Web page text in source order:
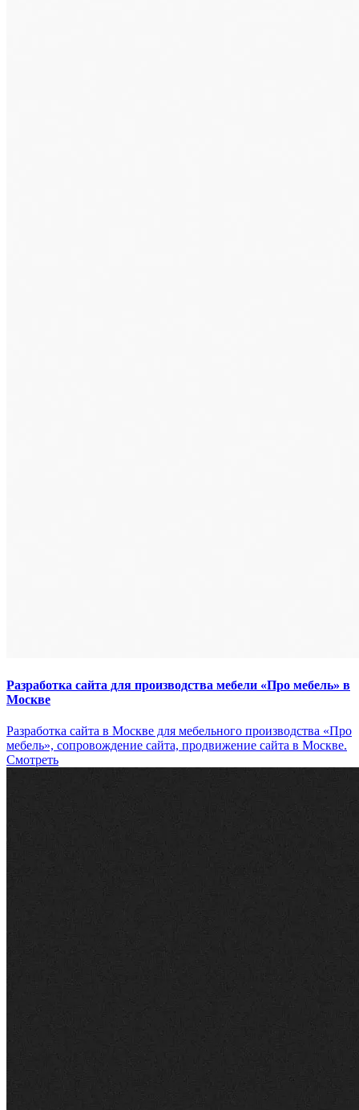
Разработка сайта для производства мебели «Про мебель» в
Москве
Разработка сайта в Москве для мебельного производства «Про
мебель», сопровождение сайта, продвижение сайта в Москве.
Смотреть